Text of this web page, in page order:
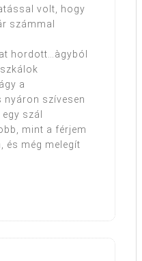
volt, hogy
számmal
hordott…àgyból
a
nyáron szívesen
szál
mint a férjem
és még melegít